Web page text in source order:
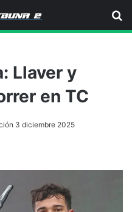
Llaver y
en TC
3 diciembre 2025